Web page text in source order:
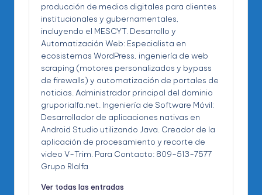
producción de medios digitales para clientes
institucionales y gubernamentales,
incluyendo el MESCYT. Desarrollo y
Automatización Web: Especialista en
ecosistemas WordPress, ingeniería de web
scraping (motores personalizados y bypass
de firewalls) y automatización de portales de
noticias. Administrador principal del dominio
gruporialfa.net. Ingeniería de Software Móvil:
Desarrollador de aplicaciones nativas en
Android Studio utilizando Java. Creador de la
aplicación de procesamiento y recorte de
video V-Trim. Para Contacto: 809-513-7577
Grupo RIalfa
Ver todas las entradas